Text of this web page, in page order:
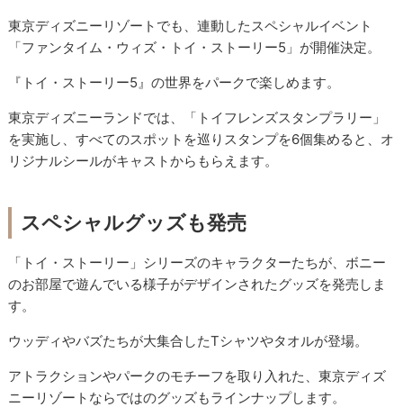
東京ディズニーリゾートでも、連動したスペシャルイベント
「ファンタイム・ウィズ・トイ・ストーリー5」が開催決定。
『トイ・ストーリー5』の世界をパークで楽しめます。
東京ディズニーランドでは、「トイフレンズスタンプラリー」
を実施し、すべてのスポットを巡りスタンプを6個集めると、オ
リジナルシールがキャストからもらえます。
スペシャルグッズも発売
「トイ・ストーリー」シリーズのキャラクターたちが、ボニー
のお部屋で遊んでいる様子がデザインされたグッズを発売しま
す。
ウッディやバズたちが大集合したTシャツやタオルが登場。
アトラクションやパークのモチーフを取り入れた、東京ディズ
ニーリゾートならではのグッズもラインナップします。